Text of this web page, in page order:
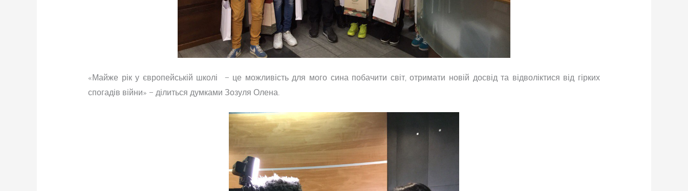
«Майже рік у європейській школі – це можливість для мого сина побачити світ, отримати новій досвід та відволіктися від гірких
спогадів війни» – ділиться думками Зозуля Олена.